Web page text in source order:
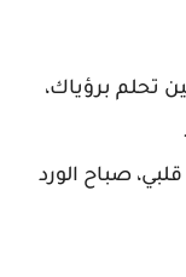
تحلم برؤياك،
صباح الورد